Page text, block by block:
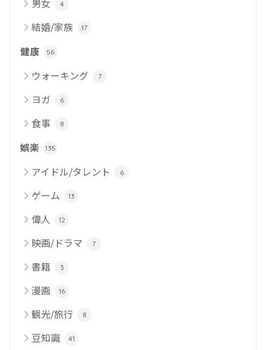
4
結婚/家族 17
健康 56
ウォーキング 7
ヨガ 6
食事 8
娯楽 135
アイドル/タレント 6
ゲーム 13
偉人 12
映画/ドラマ 7
書籍 3
漫画 16
観光/旅行 8
豆知識 41